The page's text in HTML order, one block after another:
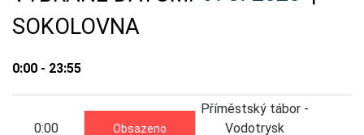
SOKOLOVNA
0:00 - 23:55
0:00 Obsazeno
Příměstský tábor -
Vodotrysk